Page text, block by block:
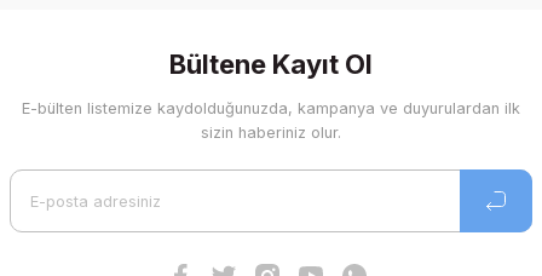
Bültene Kayıt Ol
E-bülten listemize kaydolduğunuzda, kampanya ve duyurulardan ilk
sizin haberiniz olur.